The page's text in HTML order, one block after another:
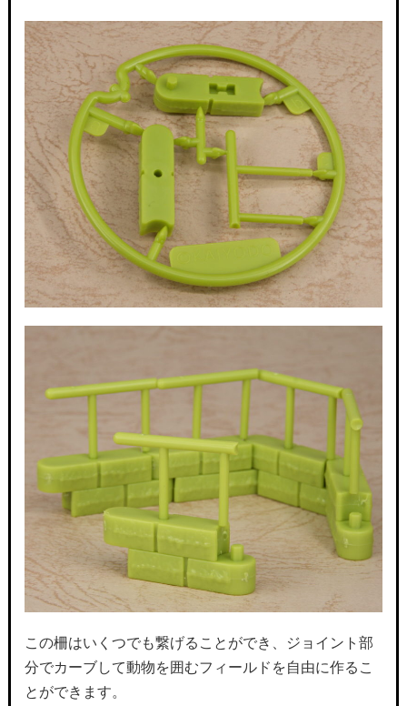
この柵はいくつでも繋げることができ、ジョイント部
分でカーブして動物を囲むフィールドを自由に作るこ
とができます。